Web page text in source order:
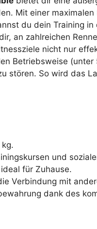
Mit einer
du dein Training
an zahlreichen
nicht nur
Betriebsweise
stören. So wird das
und
für Zuhause.
Verbindung mit
dank des